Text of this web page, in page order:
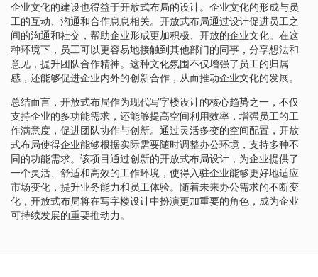
企业文化的建设也得益于开放式布局的设计。企业文化的形成与员
工的互动、沟通和合作息息相关。开放式布局通过设计促进员工之
间的沟通和社交，帮助企业形成更加积极、开放的企业文化。在这
种环境下，员工可以更容易地接触到其他部门的同事，分享想法和
意见，提升团队合作精神。这种文化氛围不仅增强了员工的归属
感，还能够促进企业内外的创新合作，从而推动企业文化的发展。
总结而言，开放式布局作为现代写字楼设计的核心趋势之一，不仅
支持企业的多功能需求，还能够提高空间利用效率，增强员工的工
作满意度，促进团队协作与创新。通过灵活多变的空间配置，开放
式布局使得企业能够根据实际需要随时调整办公环境，支持多种不
同的功能需求。该项目通过创新的开放式布局设计，为企业提供了
一个灵活、舒适和高效的工作环境，使得入驻企业能够更好地适应
市场变化，提升业务能力和员工体验。随着未来办公需求的不断变
化，开放式布局将在写字楼设计中扮演更加重要的角色，成为企业
可持续发展的重要推动力。